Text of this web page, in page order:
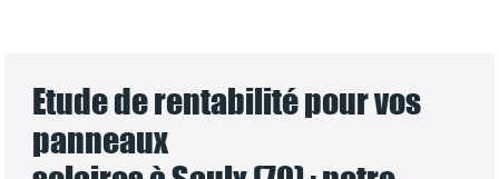
Etude de rentabilité pour vos
panneaux